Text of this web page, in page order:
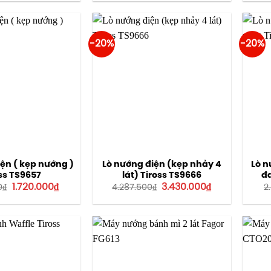
950.000₫.
1.450.000₫.
( kẹp nướng )
TS9657
₫ Giá
là:
1.720.000₫Giá
hiện
tại
1.720.000₫.
-20%
Lò nướng điện (kẹp nhảy 4
lát) Tiross TS9666
4.287.500₫ Giá
là:
3.430.000₫Giá
hiện
tại
3.430.000₫.
-20%
Lò